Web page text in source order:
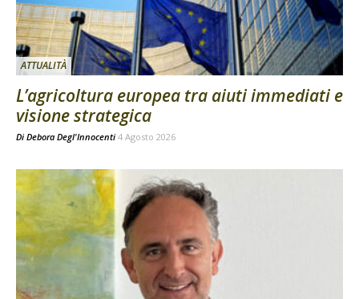
ATTUALITÀ
L’agricoltura europea tra aiuti immediati e
visione strategica
Di Debora Degl'Innocenti 4 Agosto 2026